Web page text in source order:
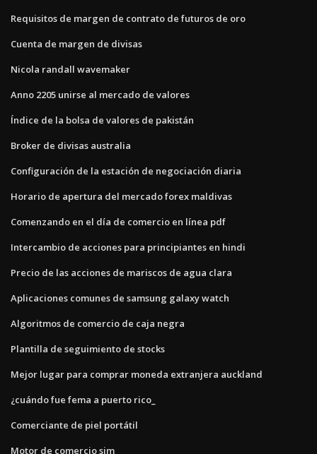
Requisitos de margen de contrato de futuros de oro
Cuenta de margen de divisas
Nicola randall wavemaker
Anno 2205 unirse al mercado de valores
Índice de la bolsa de valores de pakistán
Broker de divisas australia
Configuración de la estación de negociación diaria
Horario de apertura del mercado forex maldivas
Comenzando en el día de comercio en línea pdf
Intercambio de acciones para principiantes en hindi
Precio de las acciones de mariscos de agua clara
Aplicaciones comunes de samsung galaxy watch
Algoritmos de comercio de caja negra
Plantilla de seguimiento de stocks
Mejor lugar para comprar moneda extranjera auckland
¿cuándo fue fema a puerto rico_
Comerciante de piel portátil
Motor de comercio sim